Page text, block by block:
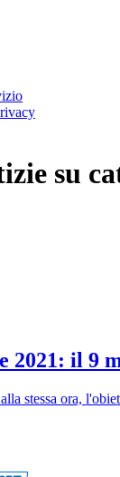
su
2021: il 9
stessa ora,